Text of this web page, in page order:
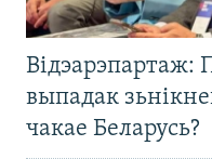
Відэарэпартаж:
выпадак
чакае Беларусь?